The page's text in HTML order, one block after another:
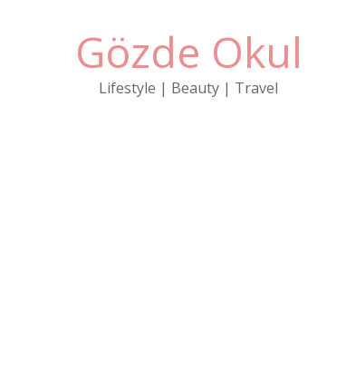
Gözde Okul
Lifestyle | Beauty | Travel